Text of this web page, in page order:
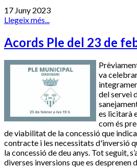
17 Juny 2023
Llegeix més...
Acords Ple del 23 de
va
del servei
es licitarà
com és
de viabilitat de la concessió que
contracte i les necessitats d'inversió
la concessió de deu anys. Tot seguit,
diverses inversions que es desprenen